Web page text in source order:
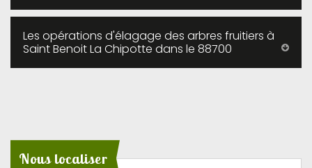
Les opérations d'élagage des arbres fruitiers à
Saint Benoit La Chipotte dans le 88700
Nous localiser